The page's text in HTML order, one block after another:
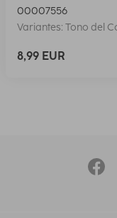
00007556
Variantes: Tono del
8,99 EUR